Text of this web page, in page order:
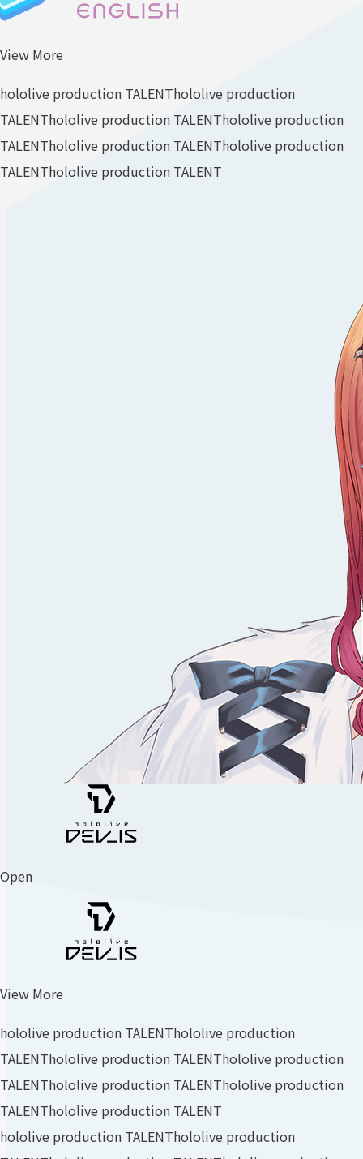
View More
hololive production TALENThololive production
TALENThololive production TALENThololive production
TALENThololive production TALENThololive production
TALENThololive production TALENT
Open
View More
hololive production TALENThololive production
TALENThololive production TALENThololive production
TALENThololive production TALENThololive production
TALENThololive production TALENT
hololive production TALENThololive production